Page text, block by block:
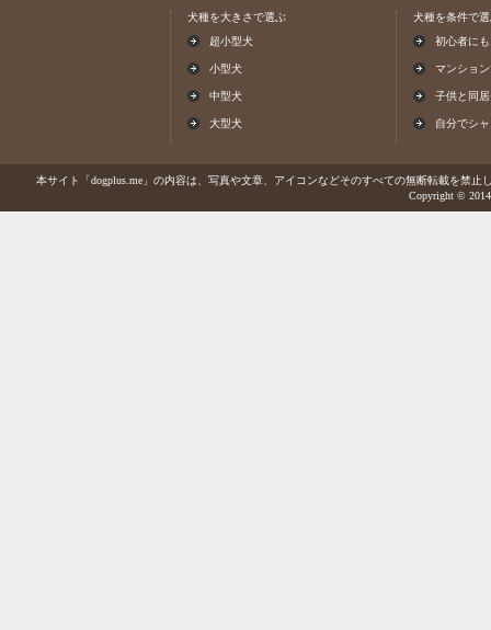
犬種を大きさで選ぶ
超小型犬
小型犬
中型犬
大型犬
犬種を条件で
初心者に
マンショ
子供と同
自分でシ
本サイト「dogplus.me」の内容は、写真や文章、アイコンなどそのすべての無断転載を禁
Copyright ©